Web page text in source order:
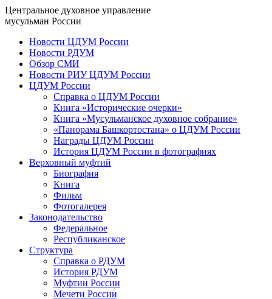
Центральное духовное управление
мусульман России
Новости ЦДУМ России
Новости РДУМ
Обзор СМИ
Новости РИУ ЦДУМ России
ЦДУМ России
Справка о ЦДУМ России
Книга «Исторические очерки»
Книга «Мусульманское духовное собрание»
«Панорама Башкортостана» о ЦДУМ России
Награды ЦДУМ России
История ЦДУМ России в фотографиях
Верховный муфтий
Биография
Книга
Фильм
Фотогалерея
Законодательство
Федеральное
Республиканское
Структура
Справка о РДУМ
История РДУМ
Муфтии России
Мечети России